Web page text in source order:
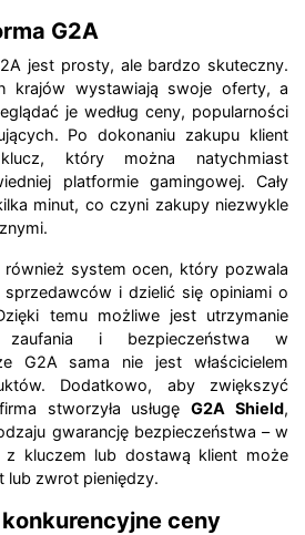
G2A
jest prosty, ale bardzo skuteczny.
krajów wystawiają swoje oferty, a
je według ceny, popularności
Po dokonaniu zakupu klient
który można natychmiast
platformie gamingowej. Cały
minut, co czyni zakupy niezwykle
również system ocen, który pozwala
i dzielić się opiniami o
temu możliwe jest utrzymanie
zaufania i bezpieczeństwa w
G2A sama nie jest właścicielem
Dodatkowo, aby zwiększyć
stworzyła usługęG2A Shield,
gwarancję bezpieczeństwa – w
z kluczem lub dostawą klient może
zwrot pieniędzy.
ceny